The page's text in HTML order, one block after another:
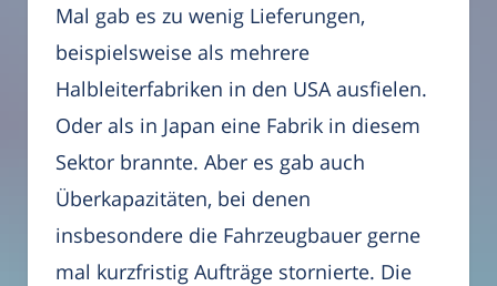
Mal gab es zu wenig Lieferungen,
beispielsweise als mehrere
Halbleiterfabriken in den USA ausfielen.
Oder als in Japan eine Fabrik in diesem
Sektor brannte. Aber es gab auch
Überkapazitäten, bei denen
insbesondere die Fahrzeugbauer gerne
mal kurzfristig Aufträge stornierte. Die